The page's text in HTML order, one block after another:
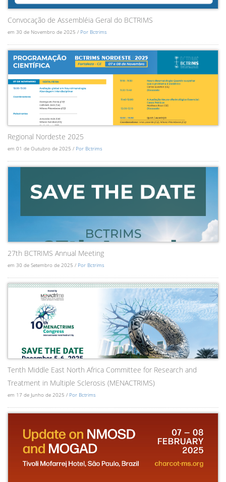
Convocação de Assembléia Geral do BCTRIMS
em 30 de Novembro de 2025 / Por Bctrims
Regional Nordeste 2025
em 01 de Outubro de 2025 / Por Bctrims
27th BCTRIMS Annual Meeting
em 30 de Setembro de 2025 / Por Bctrims
Tenth Middle East North Africa Committee for Research and
Treatment in Multiple Sclerosis (MENACTRIMS)
em 17 de Junho de 2025 / Por Bctrims